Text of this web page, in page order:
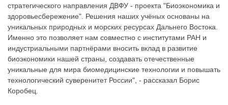
стратегического направления ДВФУ - проекта "Биоэкономика и
здоровьесбережение". Решения наших учёных основаны на
уникальных природных и морских ресурсах Дальнего Востока.
Именно это позволяет нам совместно с институтами РАН и
индустриальными партнёрами вносить вклад в развитие
биоэкономики нашей страны, создавать отечественные
уникальные для мира биомедицинские технологии и повышать
технологический суверенитет России", - рассказал Борис
Коробец.